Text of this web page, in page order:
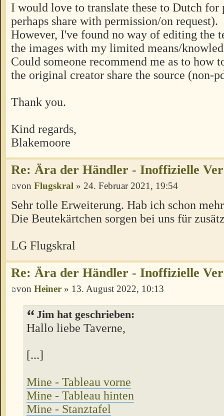
I would love to translate these to Dutch for
perhaps share with permission/on request).
However, I've found no way of editing the
the images with my limited means/
Could someone recommend me as to how
the original creator share the source (non-
Thank you.
Kind regards,
Blakemoore
Re: Ära der Händler - Inoffizielle
von Flugskral » 24. Februar 2021, 19:54
Sehr tolle Erweiterung. Hab ich schon
Die Beutekärtchen sorgen bei uns für
LG Flugskral
Re: Ära der Händler - Inoffizielle
von Heiner » 13. August 2022, 10:13
Jim hat geschrieben:
Hallo liebe Taverne,
[...]
Mine - Tableau vorne
Mine - Tableau hinten
Mine - Stanztafel